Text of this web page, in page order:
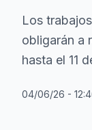
Los
obligarán a
hasta el 11
04/06/26 -